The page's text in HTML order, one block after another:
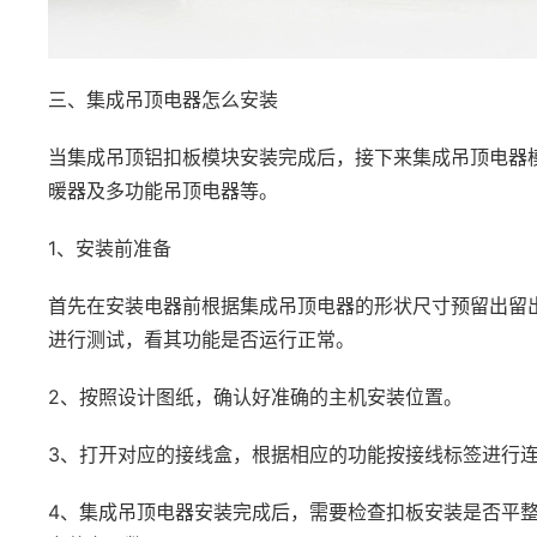
三、集成吊顶电器怎么安装
当集成吊顶铝扣板模块安装完成后，接下来集成吊顶电
暖器及多功能吊顶电器等。
1、安装前准备
首先在安装电器前根据集成吊顶电器的形状尺寸预留出
进行测试，看其功能是否运行正常。
2、按照设计图纸，确认好准确的主机安装位置。
3、打开对应的接线盒，根据相应的功能按接线标签进行
4、集成吊顶电器安装完成后，需要检查扣板安装是否平